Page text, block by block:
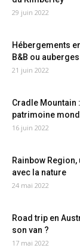
29 juin 2022
Hébergements
B&B ou auberges
21 juin 2022
Cradle Mountain
patrimoine
16 juin 2022
Rainbow
avec la nature
24 mai 2022
Road trip en
son van ?
17 mai 2022